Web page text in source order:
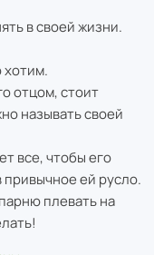
в своей жизни.
хотим.
отцом, стоит
называть своей
все, чтобы его
привычное ей русло.
плевать на